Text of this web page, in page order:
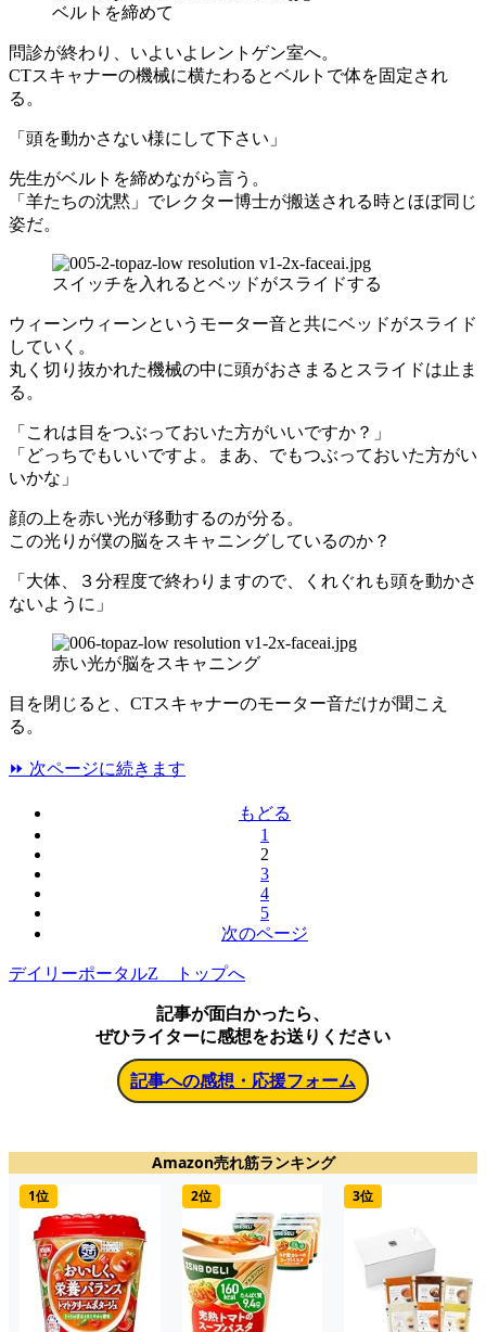
ベルトを締めて
問診が終わり、いよいよレントゲン室へ。
CTスキャナーの機械に横たわるとベルトで体を固定され
る。
「頭を動かさない様にして下さい」
先生がベルトを締めながら言う。
「羊たちの沈黙」でレクター博士が搬送される時とほぼ同じ
姿だ。
スイッチを入れるとベッドがスライドする
ウィーンウィーンというモーター音と共にベッドがスライド
していく。
丸く切り抜かれた機械の中に頭がおさまるとスライドは止ま
る。
「これは目をつぶっておいた方がいいですか？」
「どっちでもいいですよ。まあ、でもつぶっておいた方がい
いかな」
顔の上を赤い光が移動するのが分る。
この光りが僕の脳をスキャニングしているのか？
「大体、３分程度で終わりますので、くれぐれも頭を動かさ
ないように」
赤い光が脳をスキャニング
目を閉じると、CTスキャナーのモーター音だけが聞こえ
る。
⏩ 次ページに続きます
もどる
1
2
3
4
5
次のページ
デイリーポータルZ トップへ
記事が面白かったら、
ぜひライターに感想をお送りください
記事への感想・応援フォーム
Amazon売れ筋ランキング
1位 2位 3位